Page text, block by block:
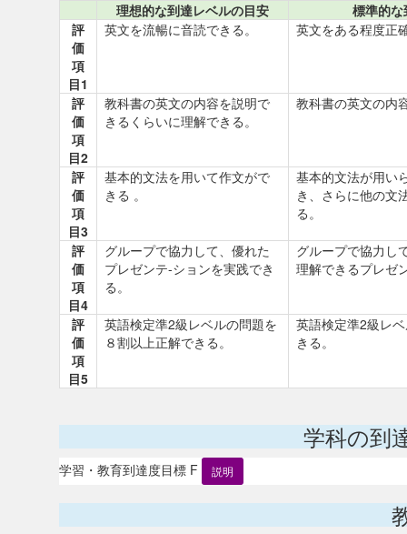
理想的な到達レベルの目安
標準的
評
価
項
目1
英文を流暢に音読できる。 英文をある程度正
評
価
項
目2
教科書の英文の内容を説明で
きるくらいに理解できる。
教科書の英文の内
評
価
項
目3
基本的文法を用いて作文がで
きる 。
基本的文法が用い
き、さらに他の文
る。
評
価
項
目4
グループで協力して、優れた
プレゼンテ-ションを実践でき
る。
グループで協力し
理解できるプレゼ
評
価
項
目5
英語検定準2級レベルの問題を
８割以上正解できる。
英語検定準2級レ
きる。
学科の到
学習・教育到達度目標 F 説明